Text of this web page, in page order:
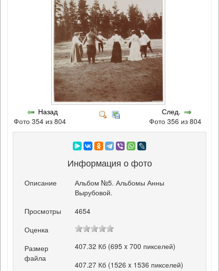
Назад
Фото 354 из 804
След.
Фото 356 из 804
Информация о фото
Описание
Альбом №5. Альбомы Анны
Вырубовой.
Просмотры
4654
Оценка
Размер
файла
407.32 Кб (695 x 700 пикселей)
407.27 Кб (1526 x 1536 пикселей)